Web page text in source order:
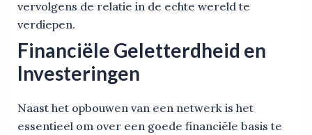
vervolgens de relatie in de echte wereld te
verdiepen.
Financiële Geletterdheid en
Investeringen
Naast het opbouwen van een netwerk is het
essentieel om over een goede financiële basis te